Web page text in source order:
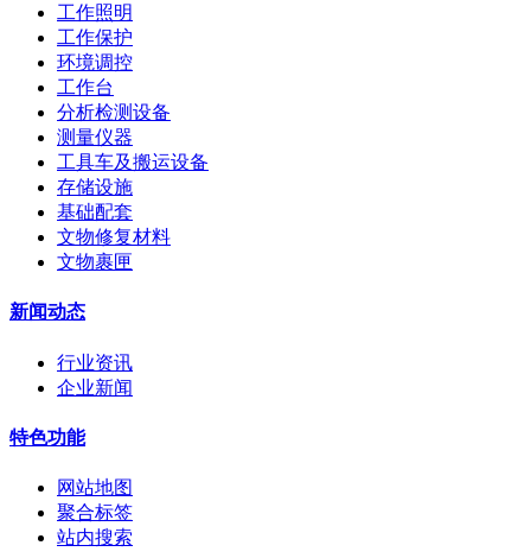
工作照明
工作保护
环境调控
工作台
分析检测设备
测量仪器
工具车及搬运设备
存储设施
基础配套
文物修复材料
文物裹匣
新闻动态
行业资讯
企业新闻
特色功能
网站地图
聚合标签
站内搜索